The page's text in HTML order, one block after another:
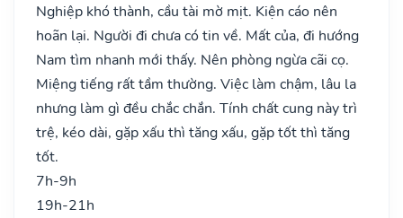
Nghiệp khó thành, cầu tài mờ mịt. Kiện cáo nên
hoãn lại. Người đi chưa có tin về. Mất của, đi hướng
Nam tìm nhanh mới thấy. Nên phòng ngừa cãi cọ.
Miệng tiếng rất tầm thường. Việc làm chậm, lâu la
nhưng làm gì đều chắc chắn. Tính chất cung này trì
trệ, kéo dài, gặp xấu thì tăng xấu, gặp tốt thì tăng
tốt.
7h-9h
19h-21h